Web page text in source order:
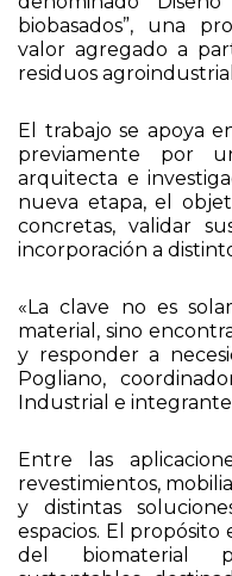
biobasados”, una
valor agregado a
residuos
El trabajo se apoya
previamente por
arquitecta e
nueva etapa, el
concretas, validar
incorporación a
«La clave no es
material, sino
y responder a
Pogliano,
Industrial e
Entre las
revestimientos,
y distintas
espacios. El propósito
del biomaterial